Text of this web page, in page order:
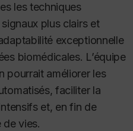
les techniques
plus clairs et
exceptionnelle
biomédicales. L’équipe
pourrait améliorer les
faciliter la
et, en fin de
vies.